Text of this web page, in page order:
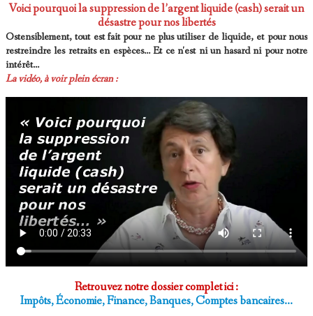
Voici pourquoi la suppression de l’argent liquide (cash) serait un
désastre pour nos libertés
Ostensiblement, tout est fait pour ne plus utiliser de liquide, et pour nous
restreindre les retraits en espèces... Et ce n'est ni un hasard ni pour notre
intérêt...
La vidéo, à voir plein écran :
Retrouvez notre dossier complet ici :
Impôts, Économie, Finance, Banques, Comptes bancaires...